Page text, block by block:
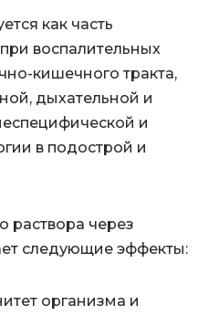
как часть
воспалительных
кишечного тракта,
дыхательной и
и
в подострой и
раствора через
следующие эффекты:
организма и